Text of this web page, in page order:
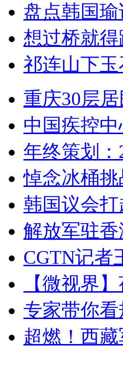
盘点韩国
想过桥就
祁连山下
重庆30层
中国疾控
年终策划
悼念冰桶
韩国议会
解放军驻
CGTN记者
【微视界
专家带你
超燃！西